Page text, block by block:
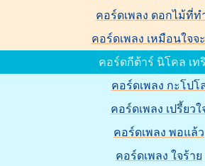
คอร์ดเพลง ดอกไม้ที่ท
คอร์ดเพลง เหมือนใจจ
คอร์ดกีต้าร์ นิโคล เท
คอร์ดเพลง กะโปโ
คอร์ดเพลง เปรี้ยวใ
คอร์ดเพลง พอแล้ว
คอร์ดเพลง ใจร้าย